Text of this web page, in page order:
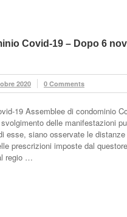
Covid-19 – Dopo 6
2020 0 Comments
19 Assemblee di condominio
delle manifestazioni
esse, siano osservate le
prescrizioni imposte dal
regio …